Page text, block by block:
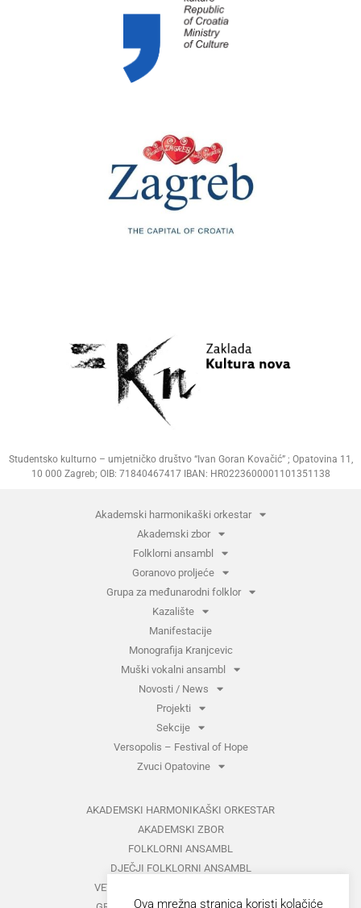
Studentsko kulturno – umjetničko društvo “Ivan Goran Kovačić” ; Opatovina 11,
10 000 Zagreb; OIB: 71840467417 IBAN: HR0223600001101351138
Akademski harmonikaški orkestar
Akademski zbor
Folklorni ansambl
Goranovo proljeće
Grupa za međunarodni folklor
Kazalište
Manifestacije
Monografija Kranjcevic
Muški vokalni ansambl
Novosti / News
Projekti
Sekcije
Versopolis – Festival of Hope
Zvuci Opatovine
AKADEMSKI HARMONIKAŠKI ORKESTAR
AKADEMSKI ZBOR
FOLKLORNI ANSAMBL
DJEČJI FOLKLORNI ANSAMBL
VETERANI FOLKLORNOG ANSAMBLA
Ova mrežna stranica koristi kolačiće